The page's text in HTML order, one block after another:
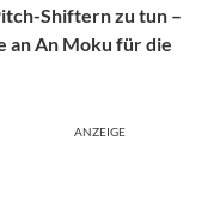
Shiftern zu tun –
an An Moku für die
ANZEIGE